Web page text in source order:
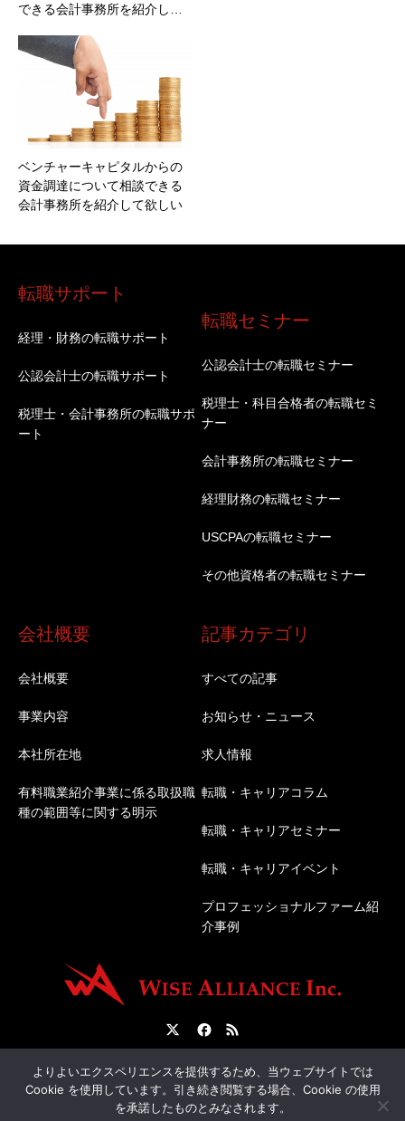
できる会計事務所を紹介し…
ベンチャーキャピタルからの
資金調達について相談できる
会計事務所を紹介して欲しい
転職サポート
経理・財務の転職サポート
公認会計士の転職サポート
税理士・会計事務所の転職サポ
ート
転職セミナー
公認会計士の転職セミナー
税理士・科目合格者の転職セミ
ナー
会計事務所の転職セミナー
経理財務の転職セミナー
USCPAの転職セミナー
その他資格者の転職セミナー
会社概要
会社概要
事業内容
本社所在地
有料職業紹介事業に係る取扱職
種の範囲等に関する明示
記事カテゴリ
すべての記事
お知らせ・ニュース
求人情報
転職・キャリアコラム
転職・キャリアセミナー
転職・キャリアイベント
プロフェッショナルファーム紹
介事例
転職サポートについて 人材紹介について
よりよいエクスペリエンスを提供するため、当ウェブサイトでは
Cookie を使用しています。引き続き閲覧する場合、Cookie の使用
を承諾したものとみなされます。